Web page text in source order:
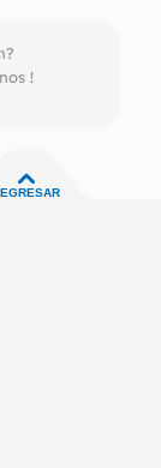
!